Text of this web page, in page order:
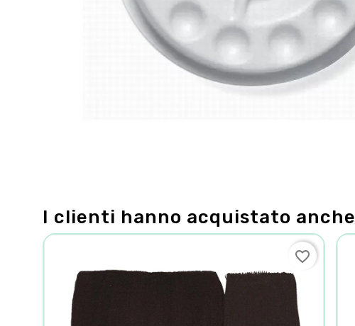
I clienti hanno acquistato anche
favorite_border